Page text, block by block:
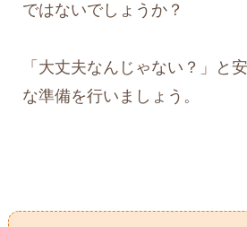
ではないでしょうか？
「大丈夫なんじゃない？」と
な準備を行いましょう。